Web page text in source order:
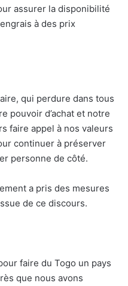
assurer la disponibilité
à des prix
qui perdure dans tous
pouvoir d’achat et notre
faire appel à nos valeurs
continuer à préserver
personne de côté.
a pris des mesures
de ce discours.
faire du Togo un pays
que nous avons